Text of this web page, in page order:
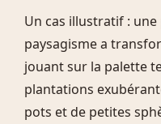
Un cas illustratif :
paysagisme a
jouant sur la palette
plantations
pots et de petites